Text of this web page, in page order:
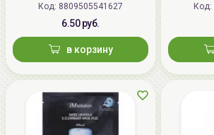
Код: 8809505541627
6.50 руб.
в корзину